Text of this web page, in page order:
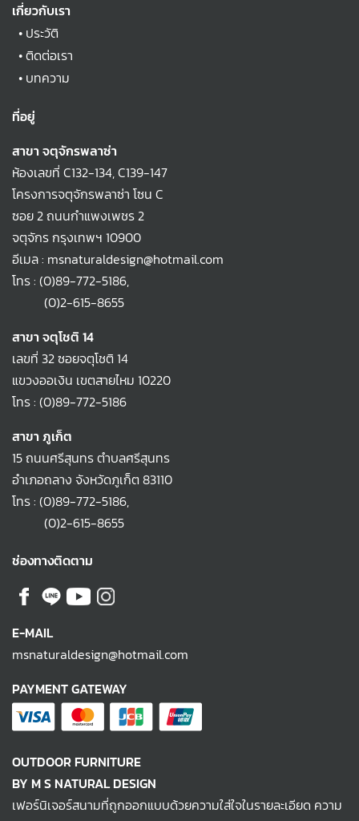
เกี่ยวกับเรา
• ประวัติ
•ติดต่อเรา
• บทความ
ที่อยู่
สาขา จตุจักรพลาซ่า
ห้องเลขที่ C132-134, C139-147
โครงการจตุจักรพลาซ่า โซน C
ซอย 2 ถนนกำแพงเพชร 2
จตุจักร กรุงเทพฯ 10900
อีเมล : msnaturaldesign@hotmail.com
โทร : (0)89-772-5186,
(0)2-615-8655
สาขา จตุโชติ 14
เลขที่ 32 ซอยจตุโชติ 14
แขวงออเงิน เขตสายไหม 10220
โทร : (0)89-772-5186
สาขา ภูเก็ต
15 ถนนศรีสุนทร ตำบลศรีสุนทร
อำเภอถลาง จังหวัดภูเก็ต 83110
โทร : (0)89-772-5186,
(0)2-615-8655
ช่องทางติดตาม
E-MAIL
msnaturaldesign@hotmail.com
PAYMENT GATEWAY
OUTDOOR FURNITURE
BY M S NATURAL DESIGN
เฟอร์นิเจอร์สนามที่ถูกออกแบบด้วยความใส่ใจในรายละเอียด ความ